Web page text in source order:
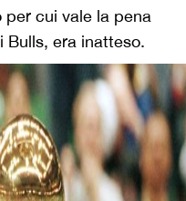
per cui vale la pena
Bulls, era inatteso.